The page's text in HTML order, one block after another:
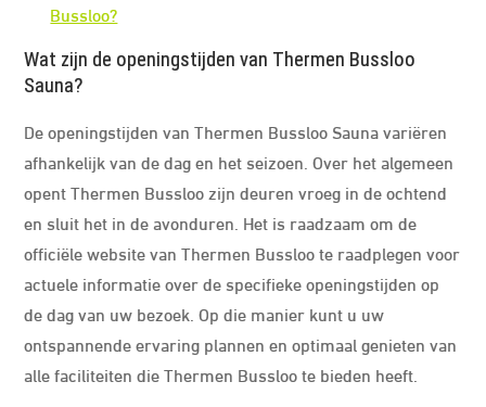
Bussloo?
Wat zijn de openingstijden van Thermen Bussloo
Sauna?
De openingstijden van Thermen Bussloo Sauna variëren
afhankelijk van de dag en het seizoen. Over het algemeen
opent Thermen Bussloo zijn deuren vroeg in de ochtend
en sluit het in de avonduren. Het is raadzaam om de
officiële website van Thermen Bussloo te raadplegen voor
actuele informatie over de specifieke openingstijden op
de dag van uw bezoek. Op die manier kunt u uw
ontspannende ervaring plannen en optimaal genieten van
alle faciliteiten die Thermen Bussloo te bieden heeft.